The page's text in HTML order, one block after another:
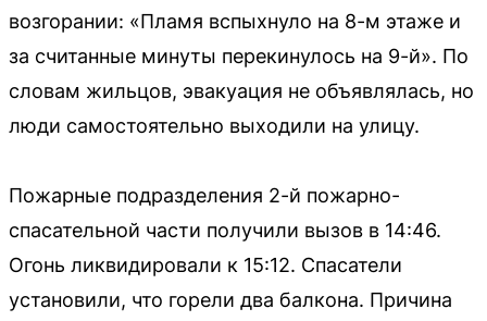
возгорании: «Пламя вспыхнуло на 8-м этаже и
за считанные минуты перекинулось на 9-й». По
словам жильцов, эвакуация не объявлялась, но
люди самостоятельно выходили на улицу.
Пожарные подразделения 2-й пожарно-
спасательной части получили вызов в 14:46.
Огонь ликвидировали к 15:12. Спасатели
установили, что горели два балкона. Причина